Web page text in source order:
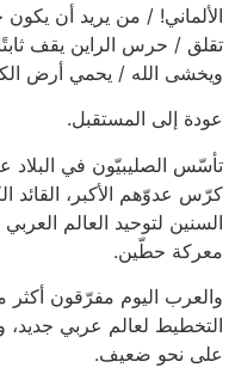
الألماني! / من يريد أن
تقلق / حرس الراين يقف
ويخشى الله / يحمي أرض
عودة إلى المستقبل.
تأسّس الصليبيّون في البلاد
كرّس عدوّهم الأكبر، القائد
السنين لتوحيد العالم
معركة حطّين.
والعرب اليوم مفرّقون
التخطيط لعالم عربي
على نحو ضعيف.